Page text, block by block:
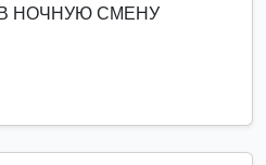
НОЧНУЮ СМЕНУ